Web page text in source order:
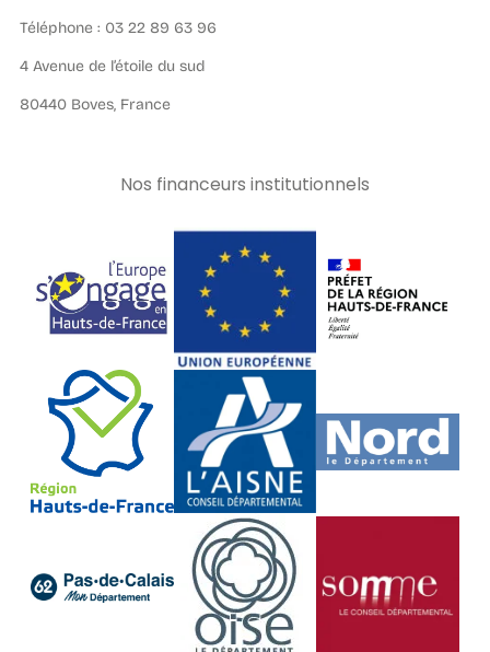
Téléphone : 03 22 89 63 96
4 Avenue de l’étoile du sud
80440 Boves, France
Nos financeurs institutionnels